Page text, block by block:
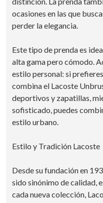
ocasiones en las que
perder la elegancia.
Este tipo de prenda es
alta gama pero cómodo.
estilo personal: si
combina el Lacoste
deportivos y zapatillas,
sofisticado, puedes
estilo urbano.
Estilo y Tradición Lacoste
Desde su fundación en
sido sinónimo de calidad,
cada nueva colección,